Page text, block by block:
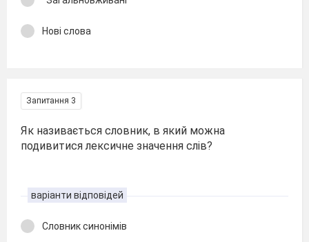
Нові слова
Запитання 3
Як називається словник, в який можна
подивитися лексичне значення слів?
варіанти відповідей
Словник синонімів